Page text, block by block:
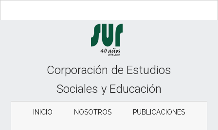
to
to
to
Corporación de Estudios
Sociales y Educación
INICIO NOSOTROS PUBLICACIONES